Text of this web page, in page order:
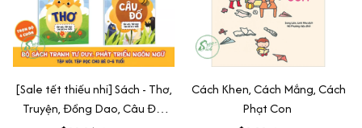
[Sale tết thiếu nhi] Sách - Thơ,
Truyện, Đồng Dao, Câu Đố,
Cách Khen, Cách Mắng, Cách
Phạt Con